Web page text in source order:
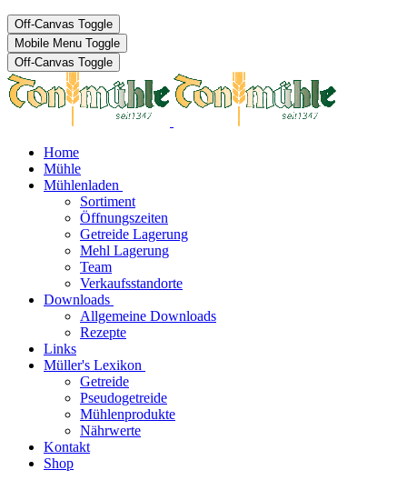
Off-Canvas Toggle
Mobile Menu Toggle
Off-Canvas Toggle
Home
Mühle
Mühlenladen
Sortiment
Öffnungszeiten
Getreide Lagerung
Mehl Lagerung
Team
Verkaufsstandorte
Downloads
Allgemeine Downloads
Rezepte
Links
Müller's Lexikon
Getreide
Pseudogetreide
Mühlenprodukte
Nährwerte
Kontakt
Shop